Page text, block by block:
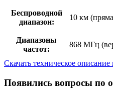
Беспроводной
диапазон:
10 км
Диапазоны
частот:
868 МГц
Скачать техническое
Появились вопросы по